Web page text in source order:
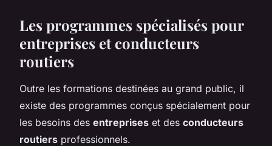
Les programmes spécialisés pour
entreprises et conducteurs
routiers
Outre les formations destinées au grand public, il
existe des programmes conçus spécialement pour
les besoins des entreprises et des conducteurs
routiers professionnels.